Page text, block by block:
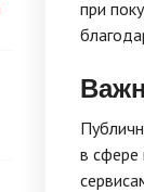
при
в сфере